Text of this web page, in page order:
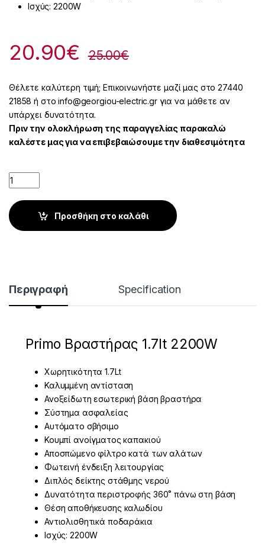
Ισχύς: 2200W
20.90€ 25.00€
Θέλετε καλύτερη τιμή; Επικοινωνήστε μαζί μας στο 27440
21858 ή στο info@georgiou-electric.gr για να μάθετε αν
υπάρχει δυνατότητα.
Πριν την ολοκλήρωση της παραγγελίας παρακαλώ
καλέστε μας για να επιβεβαιώσουμε την διαθεσιμότητα
Quantity
Προσθήκη στο καλάθι
Περιγραφή Specification
Primo Βραστήρας 1.7lt 2200W
Χωρητικότητα 1.7Lt
Καλυμμένη αντίσταση
Ανοξείδωτη εσωτερική βάση βραστήρα
Σύστημα ασφαλείας
Αυτόματο σβήσιμο
Κουμπί ανοίγματος καπακιού
Αποσπώμενο φίλτρο κατά των αλάτων
Φωτεινή ένδειξη λειτουργίας
Διπλός δείκτης στάθμης νερού
Δυνατότητα περιστροφής 360˚ πάνω στη βάση
Θέση αποθήκευσης καλωδίου
Αντιολισθητικά ποδαράκια
Ισχύς: 2200W